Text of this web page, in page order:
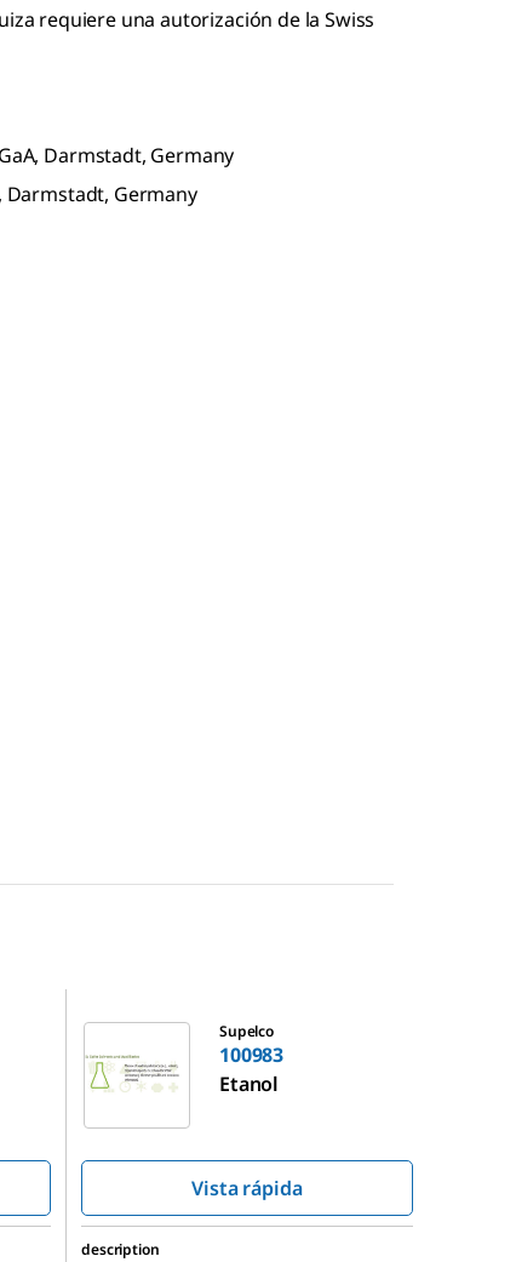
requiere una autorización de la Swiss
Darmstadt, Germany
Darmstadt, Germany
Supelco
100983
Etanol
Vista rápida
description